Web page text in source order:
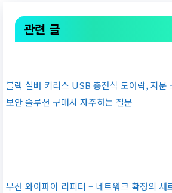
관련 글
블랙 실버 키리스 USB 충전식 도어락, 지문
보안 솔루션 구매시 자주하는 질문
무선 와이파이 리피터 – 네트워크 확장의 새